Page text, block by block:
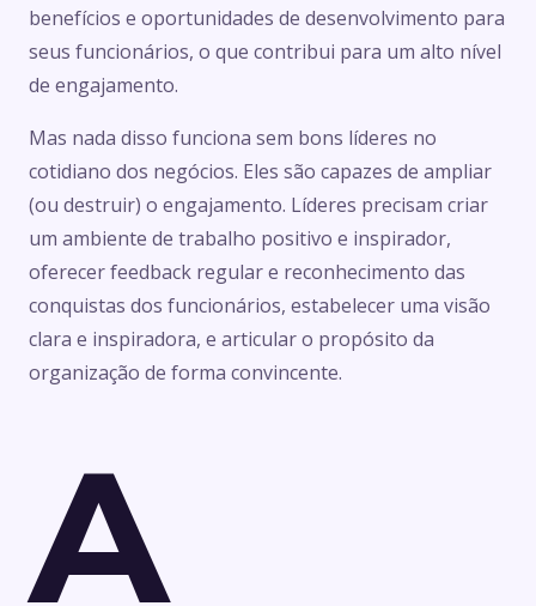
benefícios e oportunidades de desenvolvimento para
seus funcionários, o que contribui para um alto nível
de engajamento.
Mas nada disso funciona sem bons líderes no
cotidiano dos negócios. Eles são capazes de ampliar
(ou destruir) o engajamento. Líderes precisam criar
um ambiente de trabalho positivo e inspirador,
oferecer feedback regular e reconhecimento das
conquistas dos funcionários, estabelecer uma visão
clara e inspiradora, e articular o propósito da
organização de forma convincente.
A